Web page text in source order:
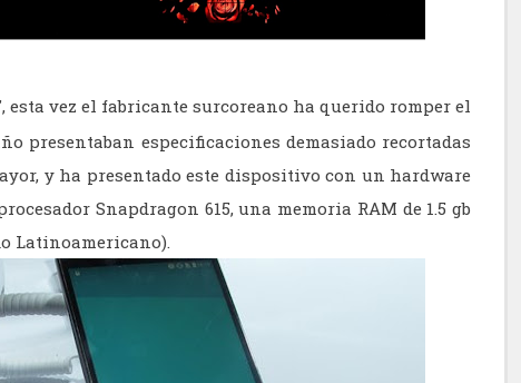
esta vez el fabricante surcoreano ha querido romper el
presentaban especificaciones demasiado recortadas
y ha presentado este dispositivo con un hardware
Snapdragon 615, una memoria RAM de 1.5 gb
Latinoamericano).